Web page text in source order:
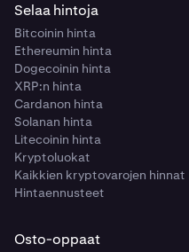
Selaa hintoja
Bitcoinin hinta
Ethereumin hinta
Dogecoinin hinta
XRP:n hinta
Cardanon hinta
Solanan hinta
Litecoinin hinta
Kryptoluokat
Kaikkien kryptovarojen hinnat
Hintaennusteet
Osto-oppaat